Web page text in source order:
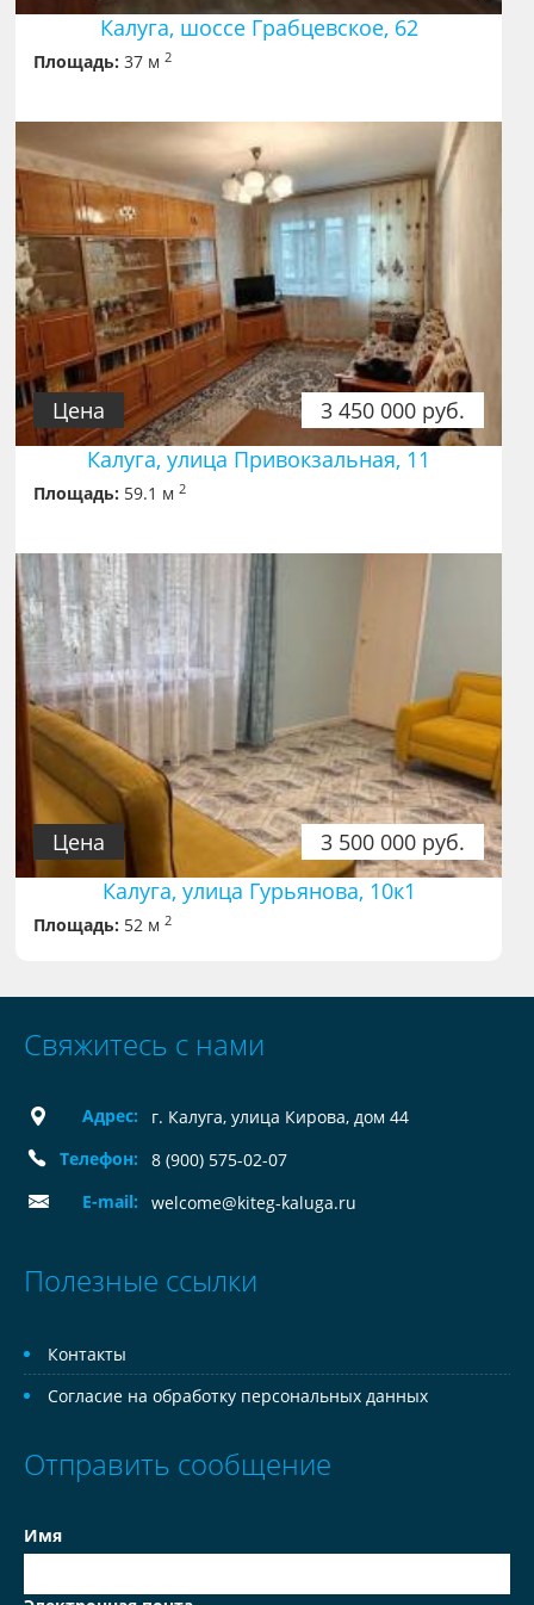
Калуга, шоссе Грабцевское, 62
Площадь: 37 м2
3 450 000 руб.
Цена
Калуга, улица Привокзальная, 11
Площадь: 59.1 м2
3 500 000 руб.
Цена
Калуга, улица Гурьянова, 10к1
Площадь: 52 м2
Свяжитесь с нами
Адрес:
г. Калуга, улица Кирова, дом 44
Телефон:
8 (900) 575-02-07
E-mail:
welcome@kiteg-kaluga.ru
Полезные ссылки
Контакты
Согласие на обработку персональных данных
Отправить сообщение
Имя